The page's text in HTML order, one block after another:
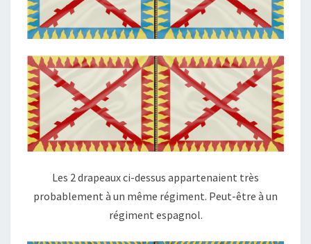
Les 2 drapeaux ci-dessus appartenaient très
probablement à un même régiment. Peut-être à un
régiment espagnol.